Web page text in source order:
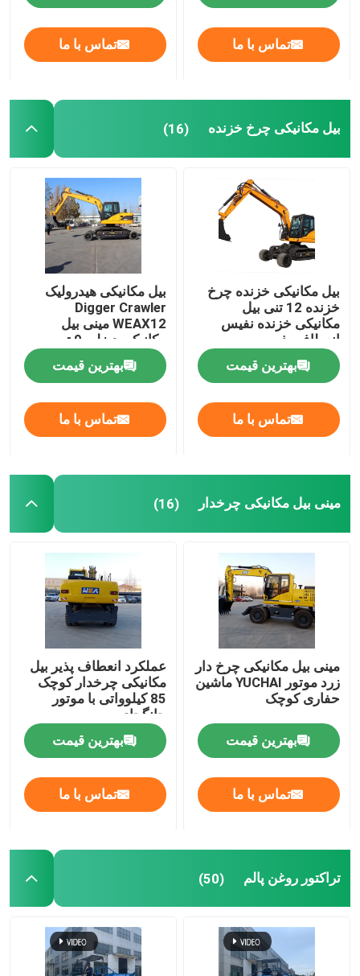
تماس با ما تماس با ما
بیل مکانیکی چرخ خزنده (16)
بیل مکانیکی خزنده چرخ
خزنده 12 تنی بیل
مکانیکی خزنده نفیس
انعطاف پذیر
بهترین قیمت
تماس با ما
بیل مکانیکی هیدرولیک
Digger Crawler
WEAX12 مینی بیل
مکانیکی دیزلی 9 تن
بهترین قیمت
تماس با ما
مینی بیل مکانیکی چرخدار (16)
مینی بیل مکانیکی چرخ دار
زرد موتور YUCHAI ماشین
حفاری کوچک
بهترین قیمت
تماس با ما
عملکرد انعطاف پذیر بیل
مکانیکی چرخدار کوچک
85 کیلوواتی با موتور
چانگچای
بهترین قیمت
تماس با ما
تراکتور روغن پالم (50)